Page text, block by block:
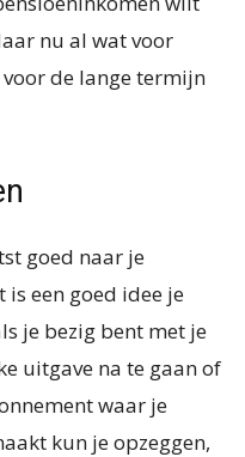
nu al wat voor
de lange termijn
goed naar je
is een goed idee je
je bezig bent met je
uitgave na te gaan of
waar je
kun je opzeggen,